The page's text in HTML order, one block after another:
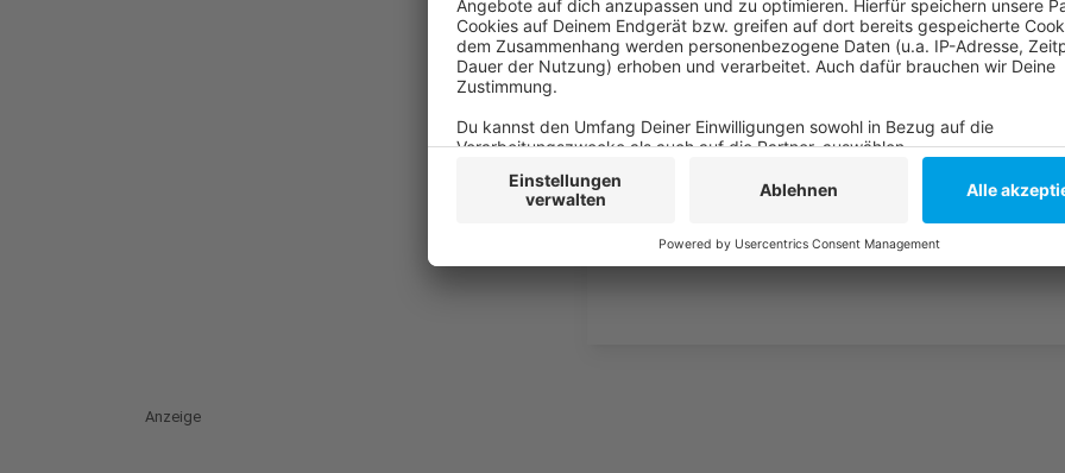
Hier erfahren wir es. Im Podcast " Wat ne Woche"
Geschichten, die lustigsten Anekdoten, intime
Lieblingspromis in die Pfanne, so wie wir ihn kennen
persönlicher Wochenrückblick - so privat wie noch
Anzeige
Anzeige
Anzeige